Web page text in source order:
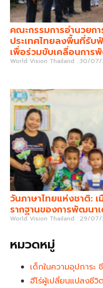
คณะกรรมการอำนวย
ประเทศไทยลงพื้นที่รับ
เพื่อร่วมขับเคลื่อนการ
World Vision Thailand 30/07/
วันภาษาไทยแห่งชาติ:
รากฐานของการพัฒนา
World Vision Thailand 29/07/
หมวดหมู่
เด็กในความอุปการะ
ฮีโร่ผู้เปลี่ยนแปลงชีวิ